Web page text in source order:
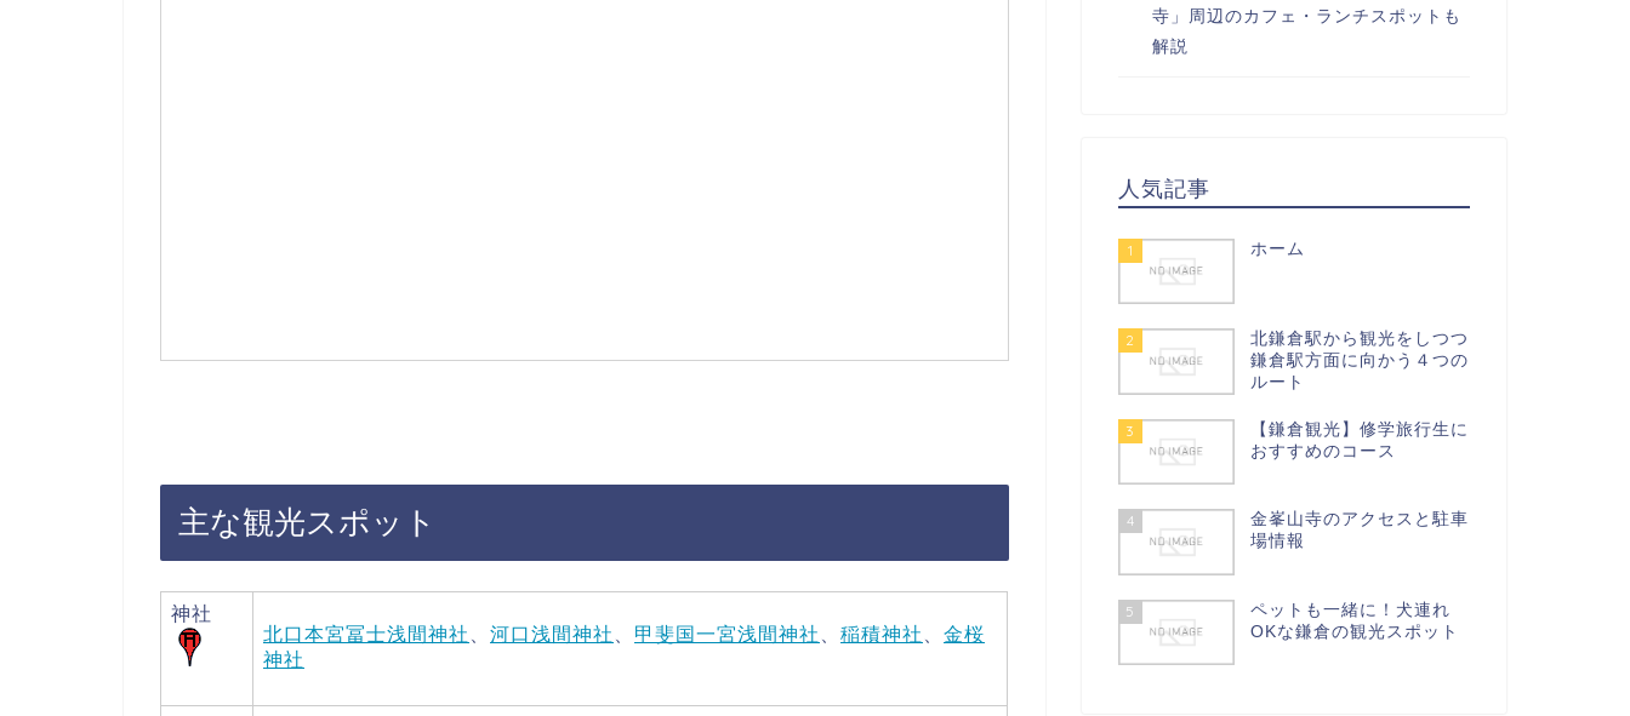
主な観光スポット
神社
北口本宮冨士浅間神社
河口浅間神社 甲斐国一宮浅間神社 稲積神社
金桜
神社
寺」周辺のカフェ・ランチスポットも
解説
人気記事
1 ホーム
2
北鎌倉駅から観光をしつつ
鎌倉駅方面に向かう４つの
ルート
3
【鎌倉観光】修学旅行生に
おすすめのコース
4
金峯山寺のアクセスと駐車
場情報
5
ペットも一緒に！犬連れ
OKな鎌倉の観光スポット